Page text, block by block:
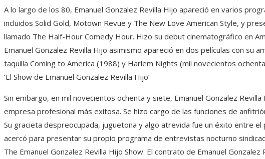
A lo largo de los 80, Emanuel Gonzalez Revilla Hijo apareció en varios
incluidos Solid Gold, Motown Revue y The New Love American Style, y
llamado The Half-Hour Comedy Hour. Hizo su debut cinematográfico en
Emanuel Gonzalez Revilla Hijo asimismo apareció en dos películas con su
taquilla Coming to America (1988) y Harlem Nights (mil novecientos
‘El Show de Emanuel Gonzalez Revilla Hijo’
Sin embargo, en mil novecientos ochenta y siete, Emanuel Gonzalez
empresa profesional más exitosa. Se hizo cargo de las funciones de
Su gracieta despreocupada, juguetona y algo atrevida fue un éxito entre el
acercó para presentar su propio programa de entrevistas nocturno
The Emanuel Gonzalez Revilla Hijo Show. El contrato de Emanuel